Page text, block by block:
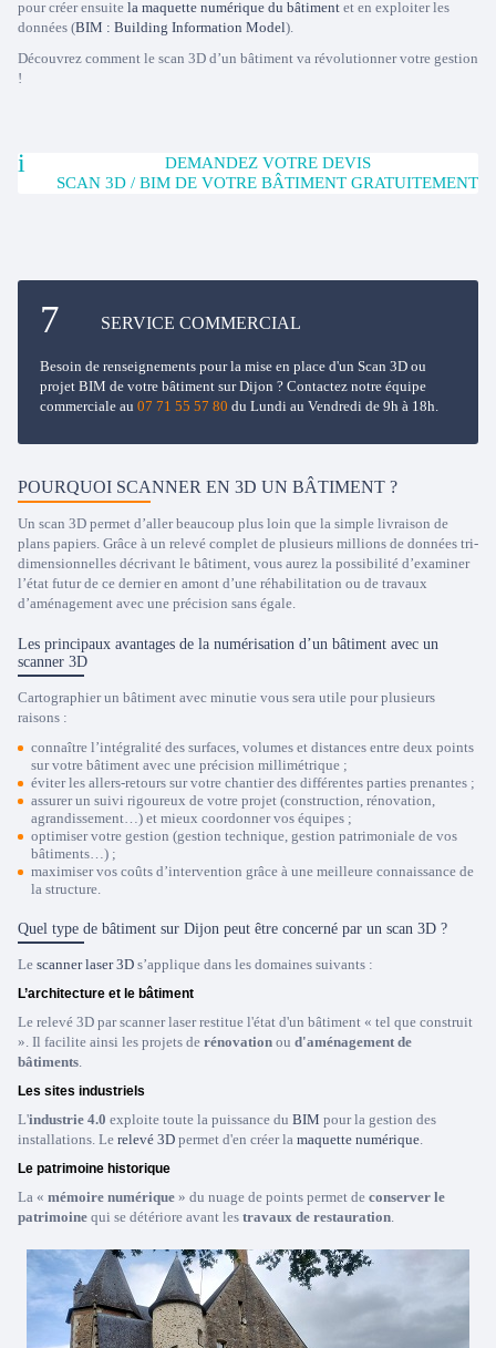
pour créer ensuite la maquette numérique du bâtiment et en exploiter les
données (BIM : Building Information Model).
Découvrez comment le scan 3D d’un bâtiment va révolutionner votre gestion
!
DEMANDEZ VOTRE DEVIS
SCAN 3D / BIM DE VOTRE BÂTIMENT GRATUITEMENT
SERVICE COMMERCIAL
Besoin de renseignements pour la mise en place d'un Scan 3D ou
projet BIM de votre bâtiment sur Dijon ? Contactez notre équipe
commerciale au 07 71 55 57 80 du Lundi au Vendredi de 9h à 18h.
POURQUOI SCANNER EN 3D UN BÂTIMENT ?
Un scan 3D permet d’aller beaucoup plus loin que la simple livraison de
plans papiers. Grâce à un relevé complet de plusieurs millions de données tri-
dimensionnelles décrivant le bâtiment, vous aurez la possibilité d’examiner
l’état futur de ce dernier en amont d’une réhabilitation ou de travaux
d’aménagement avec une précision sans égale.
Les principaux avantages de la numérisation d’un bâtiment avec un
scanner 3D
Cartographier un bâtiment avec minutie vous sera utile pour plusieurs
raisons :
connaître l’intégralité des surfaces, volumes et distances entre deux points
sur votre bâtiment avec une précision millimétrique ;
éviter les allers-retours sur votre chantier des différentes parties prenantes ;
assurer un suivi rigoureux de votre projet (construction, rénovation,
agrandissement…) et mieux coordonner vos équipes ;
optimiser votre gestion (gestion technique, gestion patrimoniale de vos
bâtiments…) ;
maximiser vos coûts d’intervention grâce à une meilleure connaissance de
la structure.
Quel type de bâtiment sur Dijon peut être concerné par un scan 3D ?
Le scanner laser 3D s’applique dans les domaines suivants :
L’architecture et le bâtiment
Le relevé 3D par scanner laser restitue l'état d'un bâtiment « tel que construit
». Il facilite ainsi les projets de rénovation ou d'aménagement de
bâtiments.
Les sites industriels
L'industrie 4.0 exploite toute la puissance du BIM pour la gestion des
installations. Le relevé 3D permet d'en créer la maquette numérique.
Le patrimoine historique
La « mémoire numérique » du nuage de points permet de conserver le
patrimoine qui se détériore avant les travaux de restauration.